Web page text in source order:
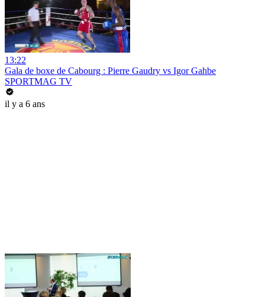
13:22
Gala de boxe de Cabourg : Pierre Gaudry vs Igor Gahbe
SPORTMAG TV
il y a 6 ans